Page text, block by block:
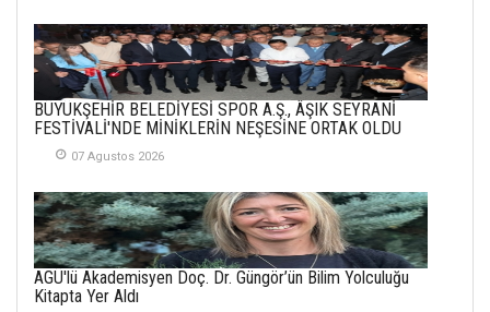
SEMRA ŞAHİN
KENDİNE UYANMAK
30 Temmuz 2026
İlgi Alanlarımız ve Biz
02 Ekim 2025
SABAHATTİN
SÜRMEN
BÜYÜKŞEHİR BELEDİYESİ SPOR A.Ş., ÂŞIK SEYRANİ
FESTİVALİ'NDE MİNİKLERİN NEŞESİNE ORTAK OLDU
07 Agustos 2026
AGÜ'lü Akademisyen Doç. Dr. Güngör’ün Bilim Yolculuğu
Kitapta Yer Aldı